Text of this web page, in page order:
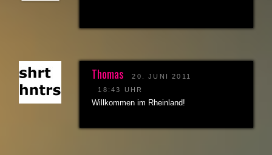
Thomas
20. JUNI 2011
18:43 UHR
Willkommen im Rheinland!